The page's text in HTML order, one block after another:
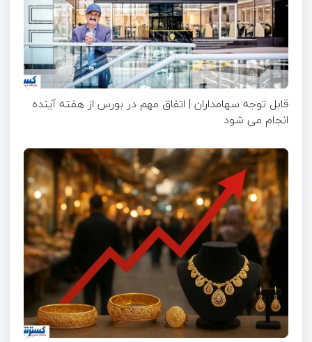
قابل توجه سهامداران | اتفاق مهم در بورس از هفته آینده
انجام می شود